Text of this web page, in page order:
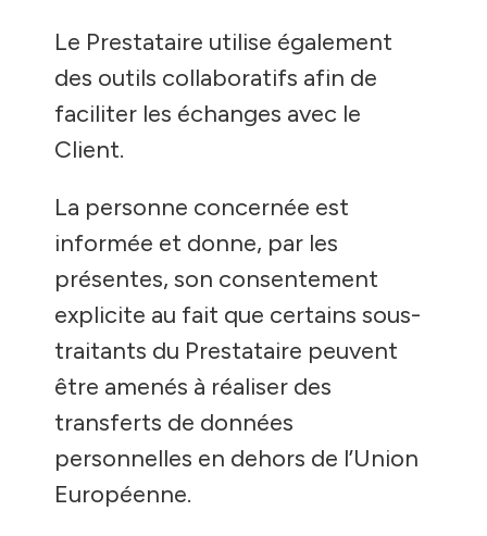
Le Prestataire utilise également
des outils collaboratifs afin de
faciliter les échanges avec le
Client.
La personne concernée est
informée et donne, par les
présentes, son consentement
explicite au fait que certains sous-
traitants du Prestataire peuvent
être amenés à réaliser des
transferts de données
personnelles en dehors de l’Union
Européenne.